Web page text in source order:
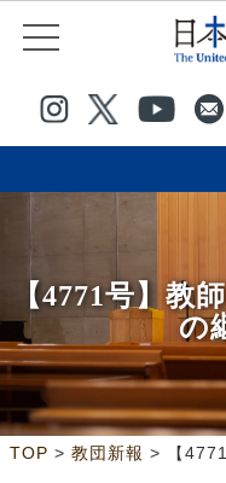
【4771号】教
の
TOP > 教団新報 >